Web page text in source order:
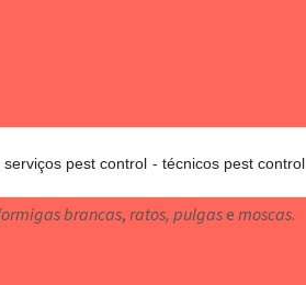
serviços pest control técnicos pest control
brancas,ratos, pulgasemoscas.